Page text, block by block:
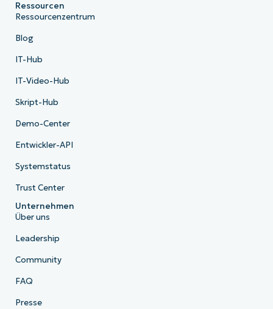
Ressourcen
Ressourcenzentrum
Blog
IT-Hub
IT-Video-Hub
Skript-Hub
Demo-Center
Entwickler-API
Systemstatus
Trust Center
Unternehmen
Über uns
Leadership
Community
FAQ
Presse